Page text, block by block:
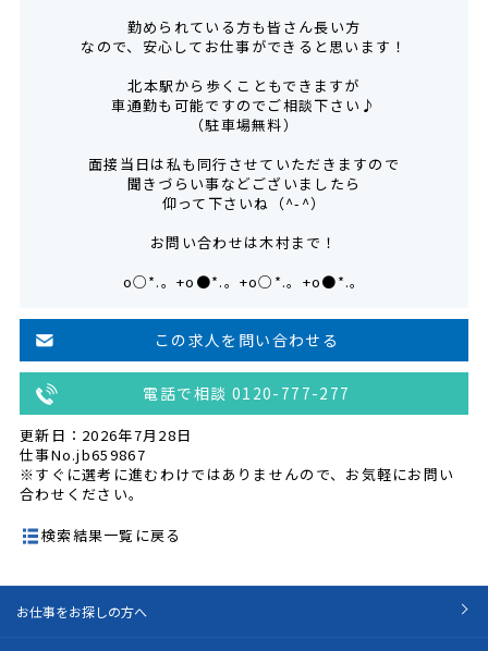
勤められている方も皆さん長い方
なので、安心してお仕事ができると思います！
北本駅から歩くこともできますが
車通勤も可能ですのでご相談下さい♪
（駐車場無料）
面接当日は私も同行させていただきますので
聞きづらい事などございましたら
仰って下さいね（^-^）
お問い合わせは木村まで！
o○*.。+o●*.。+o○*.。+o●*.。
この求人を問い合わせる
電話で相談 0120-777-277
更新日：2026年7月28日
仕事No.jb659867
※すぐに選考に進むわけではありませんので、お気軽にお問い
合わせください。
検索結果一覧に戻る
お仕事をお探しの方へ